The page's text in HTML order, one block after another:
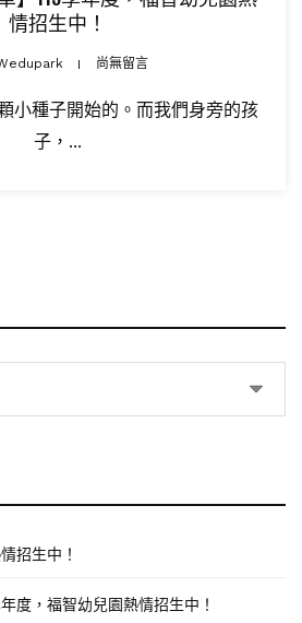
情招生中！
尚無留言
小種子開始的。而我們身旁的孩
子，...
招生中！
度，福智幼兒園熱情招生中！